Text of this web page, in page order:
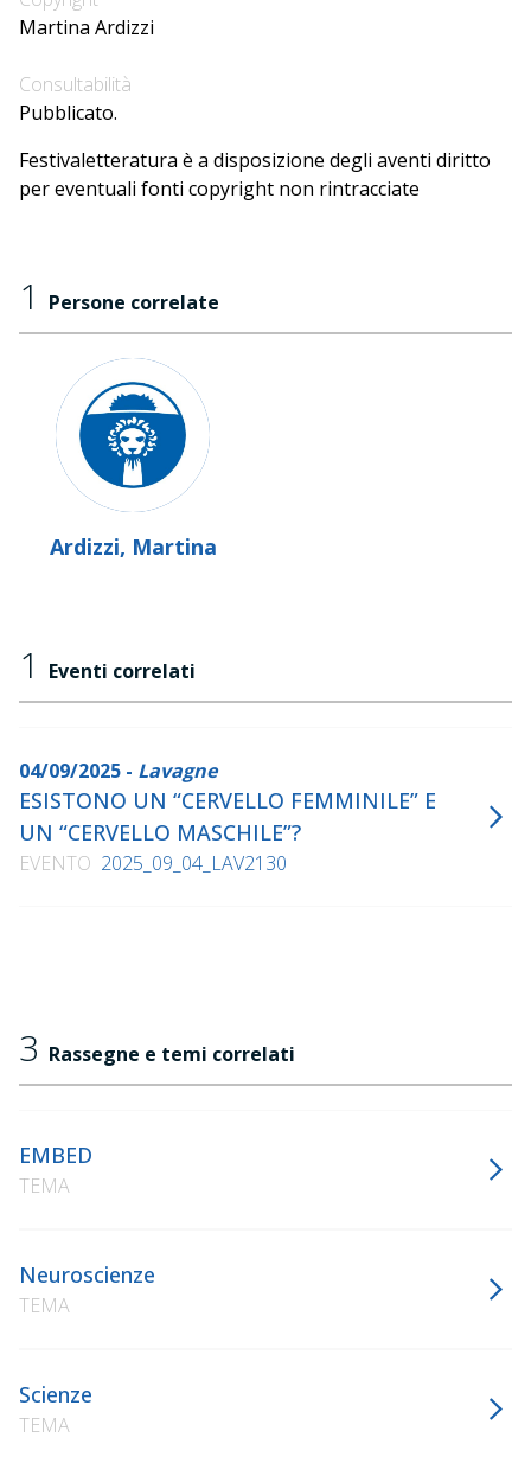
Martina Ardizzi
Consultabilità
Pubblicato.
Festivaletteratura è a disposizione degli aventi diritto
per eventuali fonti copyright non rintracciate
1 Persone correlate
Ardizzi, Martina
1 Eventi correlati
04/09/2025 - Lavagne
ESISTONO UN “CERVELLO FEMMINILE” E
UN “CERVELLO MASCHILE”?
EVENTO 2025_09_04_LAV2130
3 Rassegne e temi correlati
EMBED
TEMA
Neuroscienze
TEMA
Scienze
TEMA